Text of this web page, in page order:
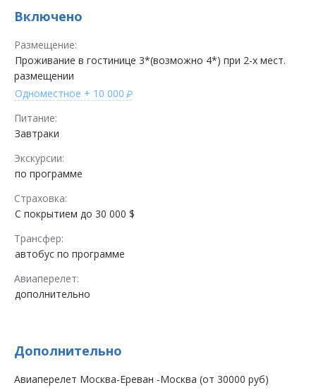
Включено
Размещение:
Проживание в гостинице 3*(возможно 4*) при 2-х мест.
размещении
Одноместное + 10 000
Питание:
Завтраки
Экскурсии:
по программе
Страховка:
С покрытием до 30 000 $
Трансфер:
автобус по программе
Авиаперелет:
дополнительно
Дополнительно
Авиаперелет Москва-Ереван -Москва (от 30000 руб)